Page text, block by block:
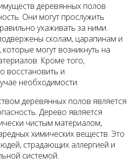
деревянных полов
Они могут прослужить
ухаживать за ними.
сколам, царапинам и
могут возникнуть на
Кроме того,
восстановить и
необходимости.
деревянных полов является
Дерево является
чистым материалом,
химических веществ. Это
страдающих аллергией и
системой.